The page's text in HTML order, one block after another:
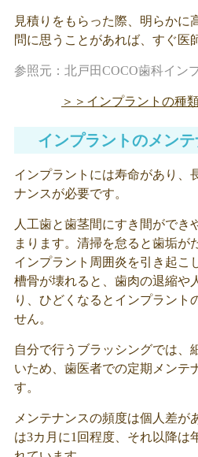
見積りをもらった際、明らかに
問に思うことがあれば、すぐ医
参照元：北戸田COCO歯科イン
＞＞インプラントの種
インプラントのメン
インプラントには寿命があり、
ナンスが必要です。
人工歯と歯茎間にすき間ができ
まります。清掃を怠ると歯垢が
インプラント周囲炎を引き起こ
槽骨が壊れると、歯肉の退縮や
り、ひどくなるとインプラント
せん。
自分で行うブラッシングでは、
いため、歯医者での定期メンテ
す。
メンテナンスの頻度は個人差が
は3カ月に1回程度、それ以降は